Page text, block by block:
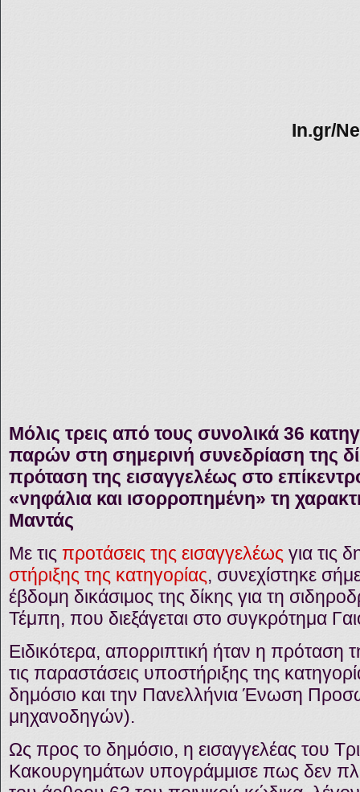
In.gr/
Μόλις τρεις από τους συνολικά 36
παρών στη σημερινή συνεδρίαση της
πρόταση της εισαγγελέως στο
«νηφάλια και ισορροπημένη» τη
Μαντάς
Με τις προτάσεις της εισαγγελέως για τις
στήριξης της κατηγορίας, συνεχίστηκε
έβδομη δικάσιμος της δίκης για τη
Τέμπη, που διεξάγεται στο συγκρότημα
Ειδικότερα, απορριπτική ήταν η πρόταση
τις παραστάσεις υποστήριξης της
δημόσιο και την Πανελλήνια Ένωση
μηχανοδηγών).
Ως προς το δημόσιο, η εισαγγελέας του
Κακουργημάτων υπογράμμισε πως δεν